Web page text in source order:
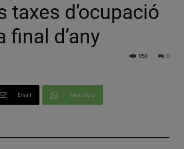
taxes d’ocupació
final d’any
0
950
Email WhatsApp